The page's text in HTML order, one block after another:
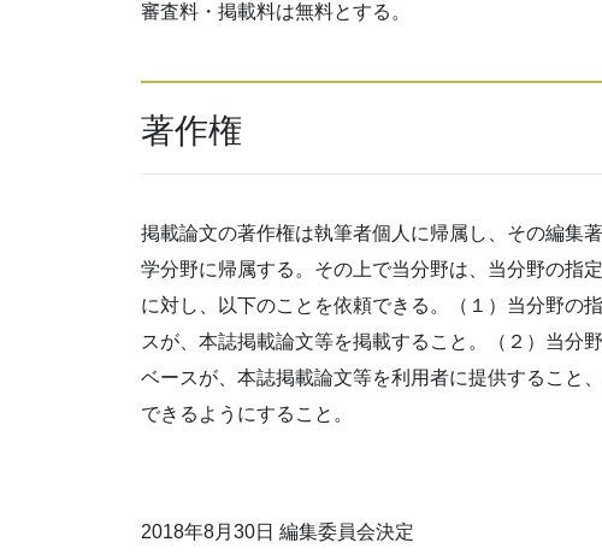
審査料・掲載料は無料とする。
著作権
掲載論文の著作権は執筆者個人に帰属し、その編集
学分野に帰属する。その上で当分野は、当分野の指
に対し、以下のことを依頼できる。（１）当分野の
スが、本誌掲載論文等を掲載すること。（２）当分
ベースが、本誌掲載論文等を利用者に提供すること
できるようにすること。
2018年8月30日 編集委員会決定